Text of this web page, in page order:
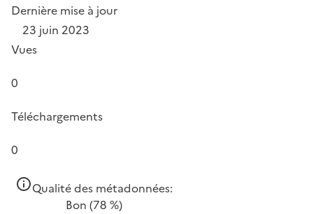
Dernière mise à jour
23 juin 2023
Vues
0
Téléchargements
0
Qualité des métadonnées:
Bon (78 %)